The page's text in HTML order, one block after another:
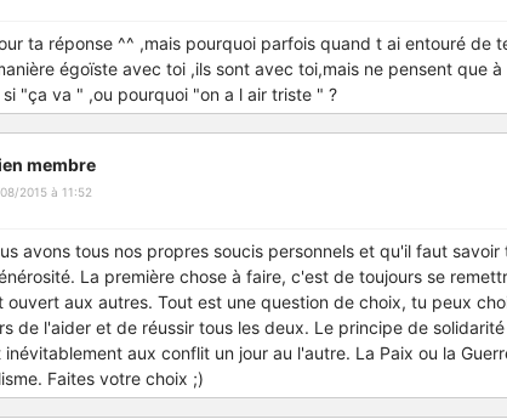
ta réponse ^^ ,mais pourquoi parfois quand t ai entouré de
égoïste avec toi ,ils sont avec toi,mais ne pensent que
"ça va " ,ou pourquoi "on a l air triste " ?
membre
2015 à 11:52
avons tous nos propres soucis personnels et qu'il faut
La première chose à faire, c'est de toujours se
ouvert aux autres. Tout est une question de choix, tu peux
de l'aider et de réussir tous les deux. Le principe de
aux conflit un jour au l'autre. La Paix ou la
Faites votre choix ;)